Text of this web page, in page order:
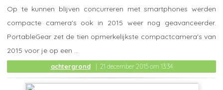
achtergrond 21 december 2015 om 13:34
Op te kunnen blijven concurreren met smartphones werden
compacte camera's ook in 2015 weer nog geavanceerder.
PortableGear zet de tien opmerkelijkste compactcamera's van
2015 voor je op een ...